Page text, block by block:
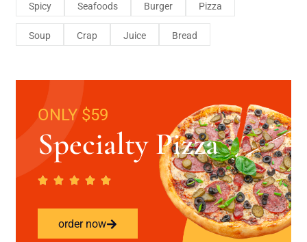
Spicy Seafoods Burger Pizza
Soup Crap Juice Bread
ONLY $59
Specialty Pizza
order now